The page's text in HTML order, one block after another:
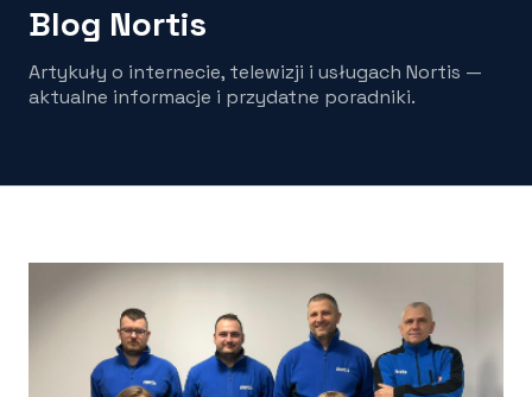
Blog Nortis
Artykuły o internecie, telewizji i usługach Nortis —
aktualne informacje i przydatne poradniki.